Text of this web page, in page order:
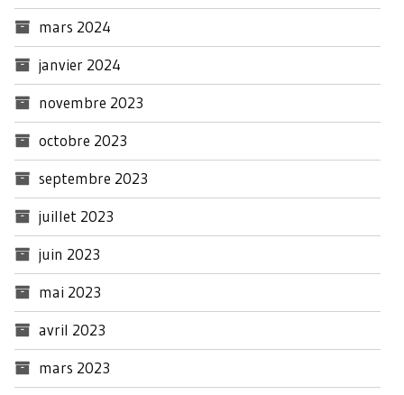
mars 2024
janvier 2024
novembre 2023
octobre 2023
septembre 2023
juillet 2023
juin 2023
mai 2023
avril 2023
mars 2023